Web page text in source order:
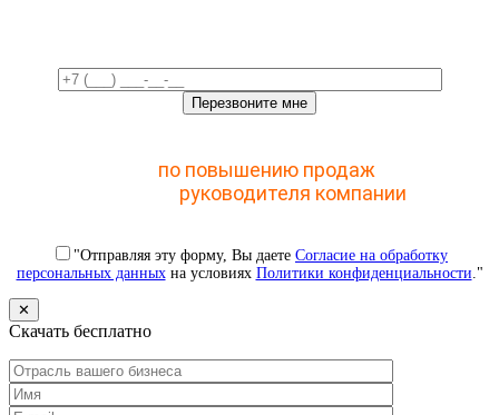
по повышению продаж
руководителя компании
"Отправляя эту форму, Вы даете Согласие на обработку
персональных данныхна условиях Политики конфиденциальности ."
✕
Скачать бесплатно